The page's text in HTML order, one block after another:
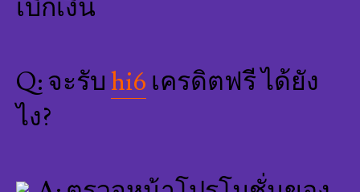
เบิกเงิน
Q: จะรับhi6 เครดิตฟรี ได้ยัง
ไง?